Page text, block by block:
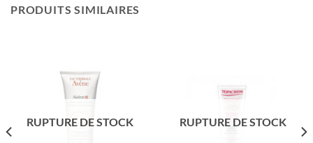
PRODUITS SIMILAIRES
RUPTURE DE STOCK RUPTURE DE STOCK